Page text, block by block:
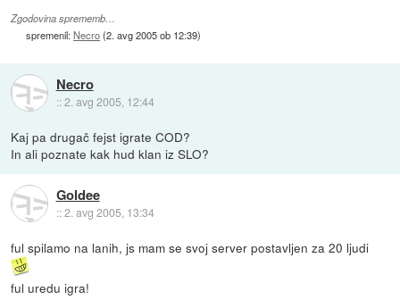
Zgodovina sprememb…
spremenil:Necro(2. avg 2005 ob 12:39)
Necro
::2. avg 2005, 12:44
Kaj pa drugač fejst igrate COD?
In ali poznate kak hud klan iz SLO?
Goldee
::2. avg 2005, 13:34
ful spilamo na lanih, js mam se svoj server postavljen za 20 ljudi
ful uredu igra!